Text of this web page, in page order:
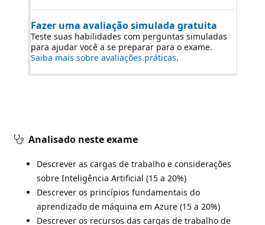
Fazer uma avaliação simulada gratuita
Teste suas habilidades com perguntas simuladas
para ajudar você a se preparar para o exame.
Saiba mais sobre avaliações práticas.
Analisado neste exame
Descrever as cargas de trabalho e considerações
sobre Inteligência Artificial (15 a 20%)
Descrever os princípios fundamentais do
aprendizado de máquina em Azure (15 a 20%)
Descrever os recursos das cargas de trabalho de